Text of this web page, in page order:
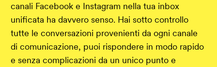
canali Facebook e Instagram nella tua inbox
unificata ha davvero senso. Hai sotto controllo
tutte le conversazioni provenienti da ogni canale
di comunicazione, puoi rispondere in modo rapido
e senza complicazioni da un unico punto e